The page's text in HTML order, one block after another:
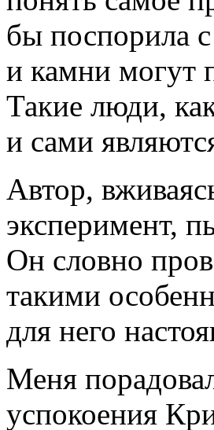
бы поспорила
и камни могут
Такие люди,
и сами
Автор,
эксперимент,
Он словно
такими
для него
Меня
успокоения